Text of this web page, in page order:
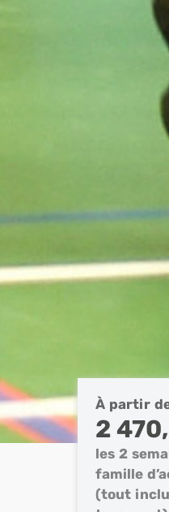
À partir
2
les 2
famille
(tout